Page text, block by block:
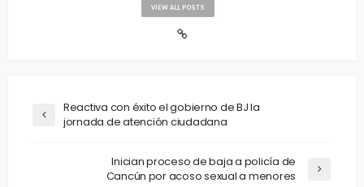
VIEW ALL POSTS
Reactiva con éxito el gobierno de BJ la
jornada de atención ciudadana
Inician proceso de baja a policía de
Cancún por acoso sexual a menores